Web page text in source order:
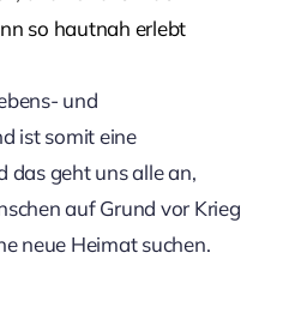
so hautnah erlebt
und
ist somit eine
das geht uns alle an,
auf Grund vor Krieg
neue Heimat suchen.